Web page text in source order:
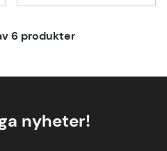
6 produkter
nyheter!